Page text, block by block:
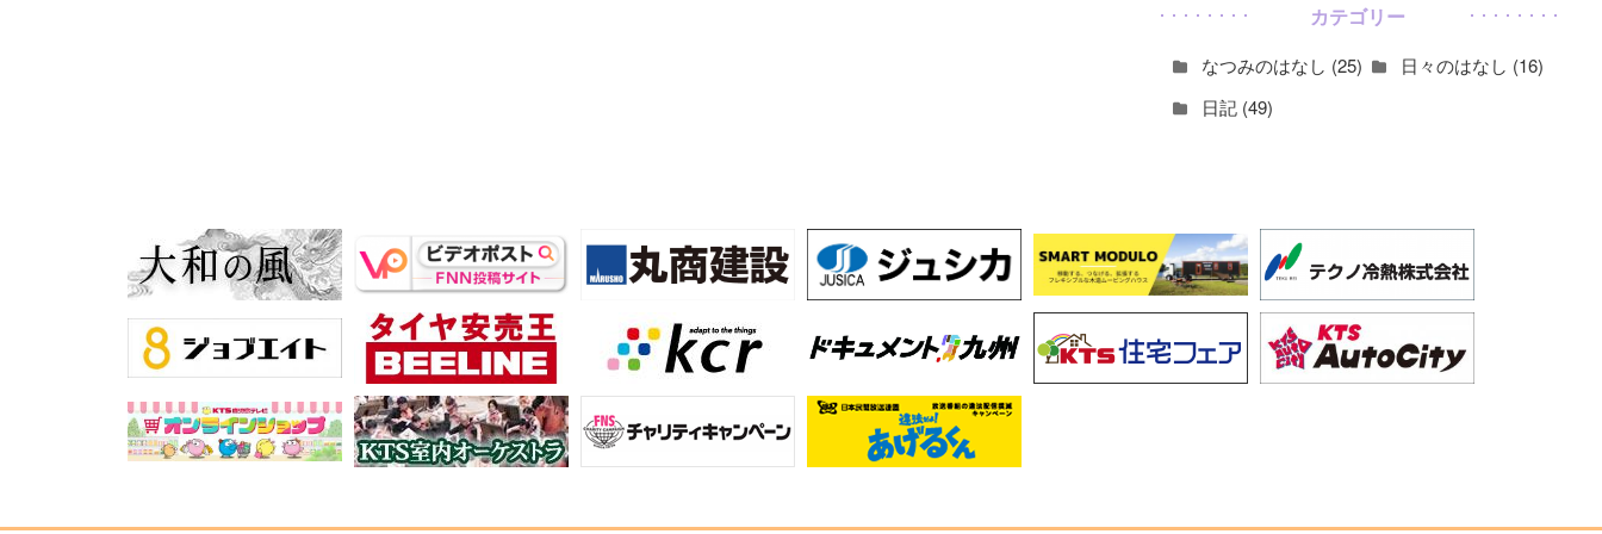
カテゴリー
なつみのはなし (25)
日々のはなし (16)
日記 (49)